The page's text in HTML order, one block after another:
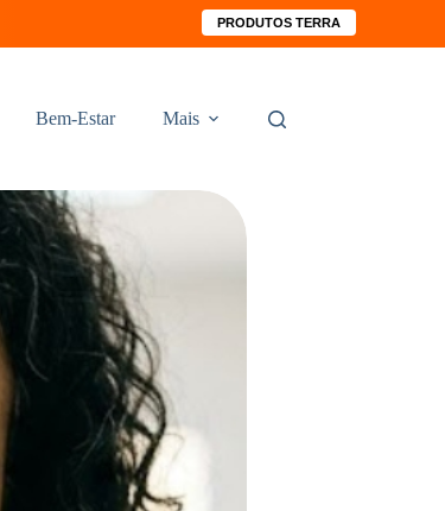
PRODUTOS TERRA
Bem-Estar Mais